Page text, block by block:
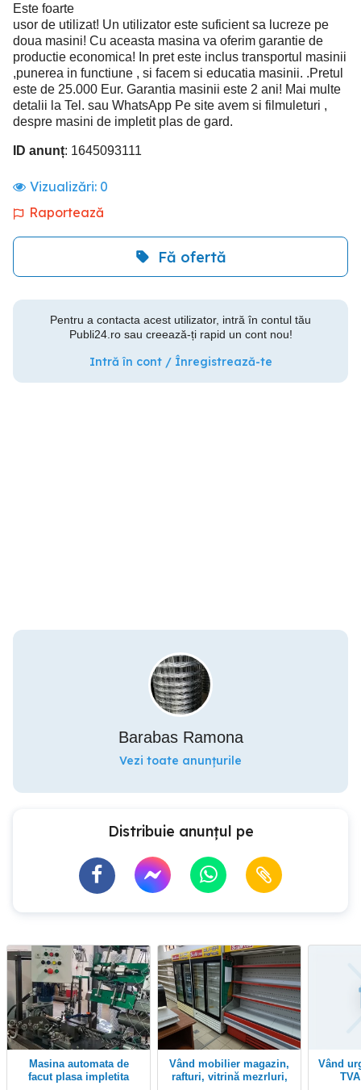
Este foarte
usor de utilizat! Un utilizator este suficient sa lucreze pe
doua masini! Cu aceasta masina va oferim garantie de
productie economica! In pret este inclus transportul masinii
,punerea in functiune , si facem si educatia masinii. .Pretul
este de 25.000 Eur. Garantia masinii este 2 ani! Mai multe
detalii la Tel. sau WhatsApp Pe site avem si filmuleturi ,
despre masini de impletit plas de gard.
ID anunț: 1645093111
Vizualizări: 0
Raportează
Fă ofertă
Pentru a contacta acest utilizator, intră în contul tău
Publi24.ro sau creează-ți rapid un cont nou!
Intră în cont / Înregistrează-te
Barabas Ramona
Vezi toate anunțurile
Distribuie anunțul pe
masina automata de
facut plasa impletita
Vând mobilier magazin,
rafturi, vitrină mezrluri,
Vând urgent SRL plătitor